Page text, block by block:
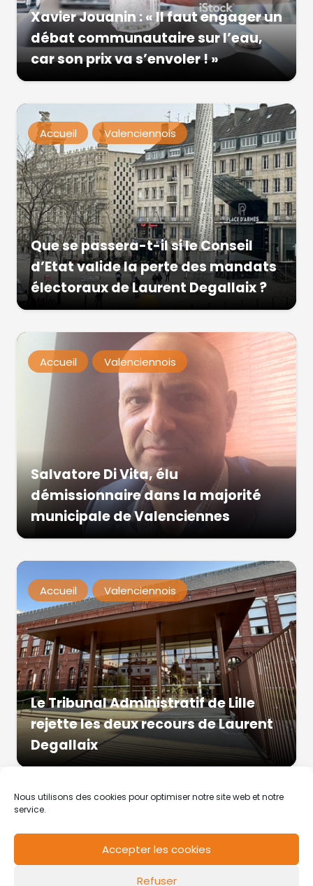
Nous utilisons des cookies pour optimiser notre site web et notre
service.
Accepter les cookies
Refuser
Xavier Jouanin : « Il faut engager un
débat communautaire sur l’eau,
car son prix va s’envoler ! »
Accueil Valenciennois
Que se passera-t-il si le Conseil
d’Etat valide la perte des mandats
électoraux de Laurent Degallaix ?
Accueil Valenciennois
Salvatore Di Vita, élu
démissionnaire dans la majorité
municipale de Valenciennes
Accueil Valenciennois
Le Tribunal Administratif de Lille
rejette les deux recours de Laurent
Degallaix
Mentions légales Politique de cookies